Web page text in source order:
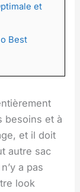
et
Best
besoins et à
et il doit
autre sac
a pas
look